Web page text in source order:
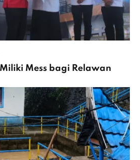
Mess bagi Relawan